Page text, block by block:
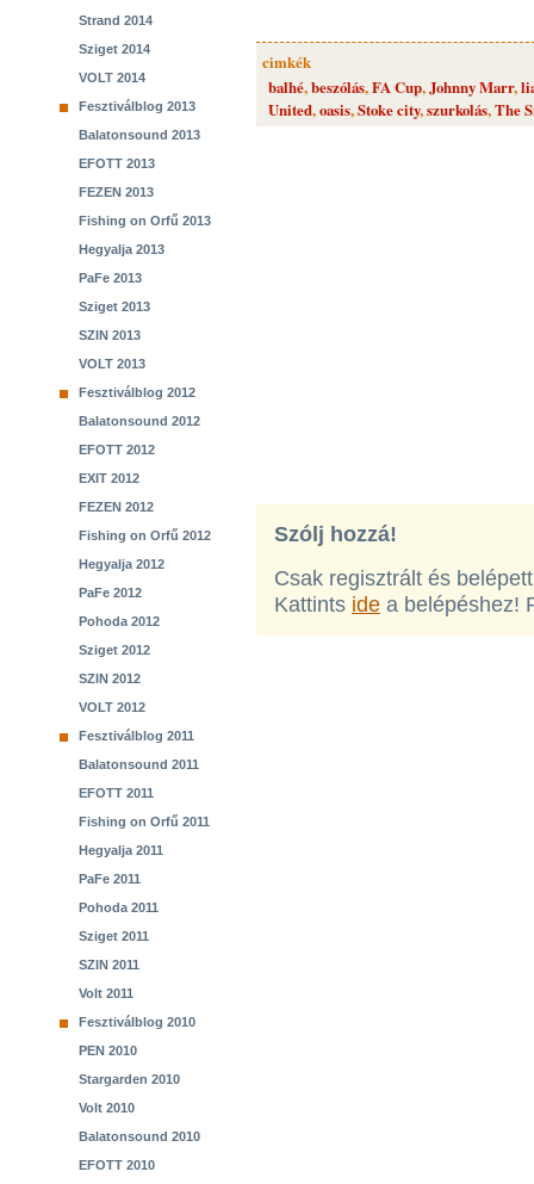
Strand 2014
Sziget 2014
VOLT 2014
Fesztiválblog 2013
Balatonsound 2013
EFOTT 2013
FEZEN 2013
Fishing on Orfű 2013
Hegyalja 2013
PaFe 2013
Sziget 2013
SZIN 2013
VOLT 2013
Fesztiválblog 2012
Balatonsound 2012
EFOTT 2012
EXIT 2012
FEZEN 2012
Fishing on Orfű 2012
Hegyalja 2012
PaFe 2012
Pohoda 2012
Sziget 2012
SZIN 2012
VOLT 2012
Fesztiválblog 2011
Balatonsound 2011
EFOTT 2011
Fishing on Orfű 2011
Hegyalja 2011
PaFe 2011
Pohoda 2011
Sziget 2011
SZIN 2011
Volt 2011
Fesztiválblog 2010
PEN 2010
Stargarden 2010
Volt 2010
Balatonsound 2010
EFOTT 2010
cimkék
balhé,beszólás,FA Cup,Johnny Marr,
United,oasis,Stoke city,szurkolás,The
Szólj hozzá!
Csak regisztrált és
Kattints ide a belépéshez!